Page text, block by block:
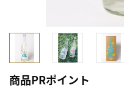
商品PRポイント